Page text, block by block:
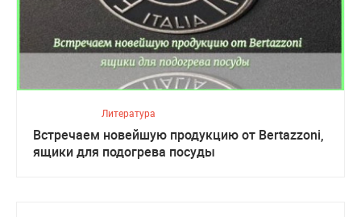
Литература
Встречаем новейшую продукцию от Bertazzoni,
ящики для подогрева посуды